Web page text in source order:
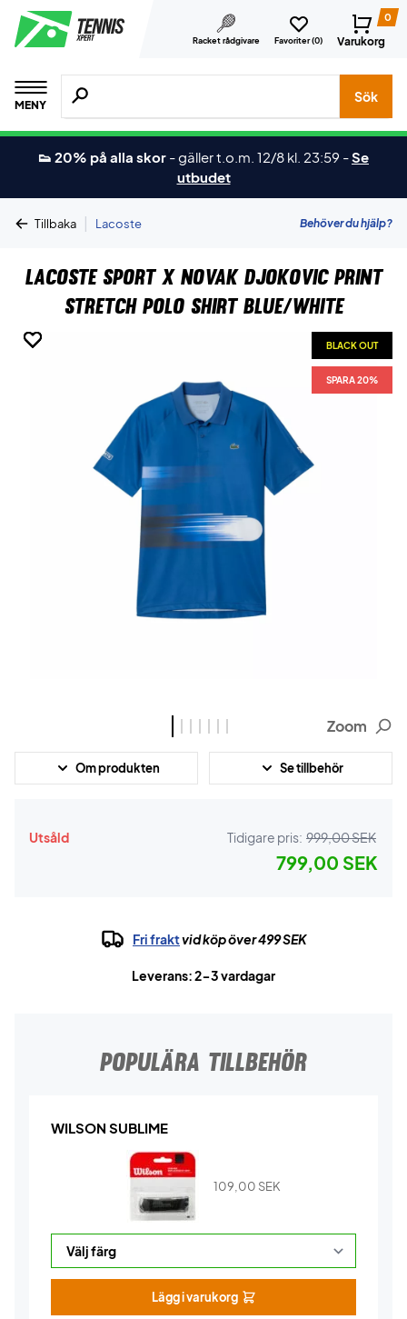
Racket rådgivare Favoriter (0)
0
Varukorg
MENY
Sök efter produkter, märken osv.
Sök
👟 20% på alla skor -gäller t.o.m. 12/8 kl. 23:59 -Se
utbudet
Tillbaka | Lacoste Behöver du hjälp?
Lacoste Sport x Novak Djokovic Print
Stretch Polo Shirt Blue/White
BLACK OUT
SPARA 20%
BLACK OUT
SPARA 20%
BLACK OUT
SPARA 20%
BLACK OUT
SPARA 20%
BLACK OUT
SPARA 20%
BLACK OUT
SPARA 20%
BLACK OUT
SPARA 20%
Zoom
Om produkten Se tillbehör
Utsåld Tidigare pris: 999,00 SEK
799,00 SEK
Fri fraktvid köp över 499 SEK
Leverans: 2-3 vardagar
POPULÄRA TILLBEHÖR
WILSON SUBLIME
109,00 SEK
Lägg i varukorg